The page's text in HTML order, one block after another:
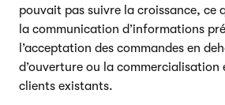
pouvait pas suivre la croissance, ce
la communication d’informations
l’acceptation des commandes en
d’ouverture ou la commercialisation
clients existants.